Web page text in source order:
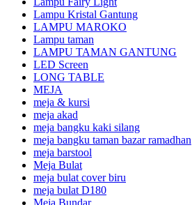
Lampu Kristal Gantung
LAMPU MAROKO
Lampu taman
LAMPU TAMAN GANTUNG
LED Screen
LONG TABLE
MEJA
meja & kursi
meja akad
meja bangku kaki silang
meja bangku taman bazar ramadhan
meja barstool
Meja Bulat
meja bulat cover biru
meja bulat D180